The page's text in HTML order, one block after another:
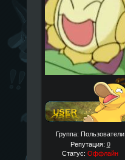
Группа: Пользователи
Репутация: 0
Статус: Оффлайн